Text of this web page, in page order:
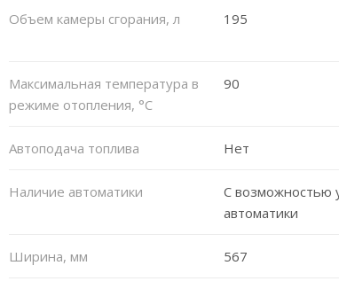
Объем камеры сгорания, л 195
Максимальная температура в
режиме отопления, °C
90
Автоподача топлива Нет
Наличие автоматики
С возможностью
автоматики
Ширина, мм 567